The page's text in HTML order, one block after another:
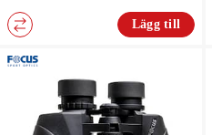
Lägg till